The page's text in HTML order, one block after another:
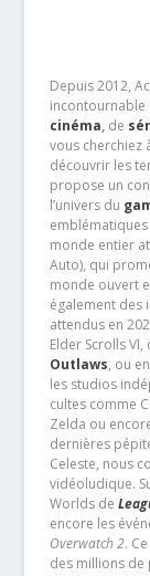
Depuis 2012,
incontournable
cinéma,de
vous cherchiez
découvrir les
propose un
l’univers du
monde entier
Auto), qui
monde ouvert
également des
attendus en
Elder Scrolls
Outlaws, ou
les studios
cultes comme
Zelda ou
dernières
Celeste, nous
vidéoludique.
Worlds de
encore les
Overwatch 2.
des millions de